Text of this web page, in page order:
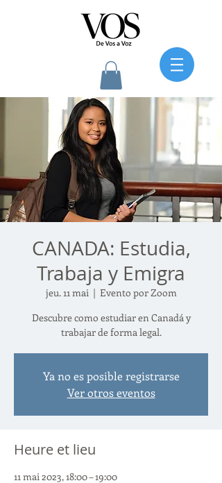
CANADA: Estudia,
Trabaja y Emigra
jeu. 11 mai
  |
Evento por Zoom
Descubre como estudiar en Canadá y
trabajar de forma legal.
Ya no es posible registrarse
Ver otros eventos
Heure et lieu
11 mai 2023, 18:00 – 19:00